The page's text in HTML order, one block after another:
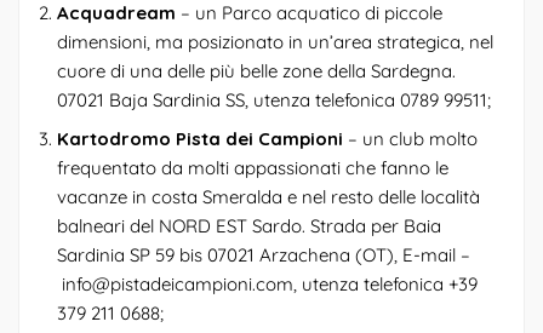
Acquadream – un Parco acquatico di piccole
dimensioni, ma posizionato in un’area strategica, nel
cuore di una delle più belle zone della Sardegna.
07021 Baja Sardinia SS, utenza telefonica 0789 99511;
Kartodromo Pista dei Campioni – un club molto
frequentato da molti appassionati che fanno le
vacanze in costa Smeralda e nel resto delle località
balneari del NORD EST Sardo. Strada per Baia
Sardinia SP 59 bis 07021 Arzachena (OT), E-mail –
info@pistadeicampioni.com , utenza telefonica +39
379 211 0688;